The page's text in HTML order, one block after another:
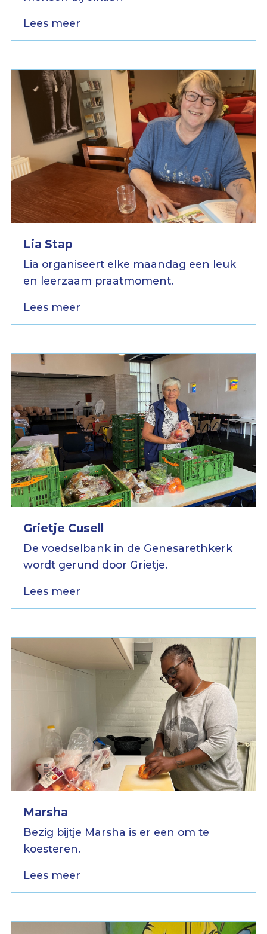
Lees meer
Lia Stap
Lia organiseert elke maandag een leuk
en leerzaam praatmoment.
Lees meer
Grietje Cusell
De voedselbank in de Genesarethkerk
wordt gerund door Grietje.
Lees meer
Marsha
Bezig bijtje Marsha is er een om te
koesteren.
Lees meer